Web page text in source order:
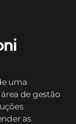
uma
de gestão
as